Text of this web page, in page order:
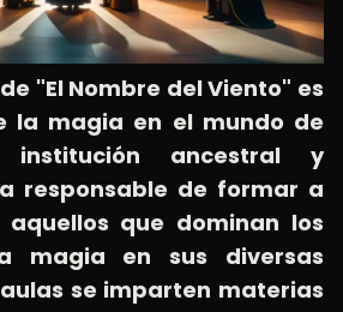
"El Nombre del Viento" es
la magia en el mundo de
institución ancestral y
responsable de formar a
aquellos que dominan los
magia en sus diversas
se imparten materias